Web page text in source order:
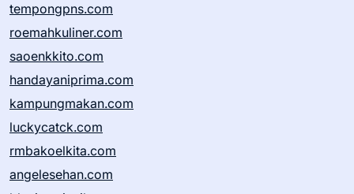
tempongpns.com
roemahkuliner.com
saoenkkito.com
handayaniprima.com
kampungmakan.com
luckycatck.com
rmbakoelkita.com
angelesehan.com